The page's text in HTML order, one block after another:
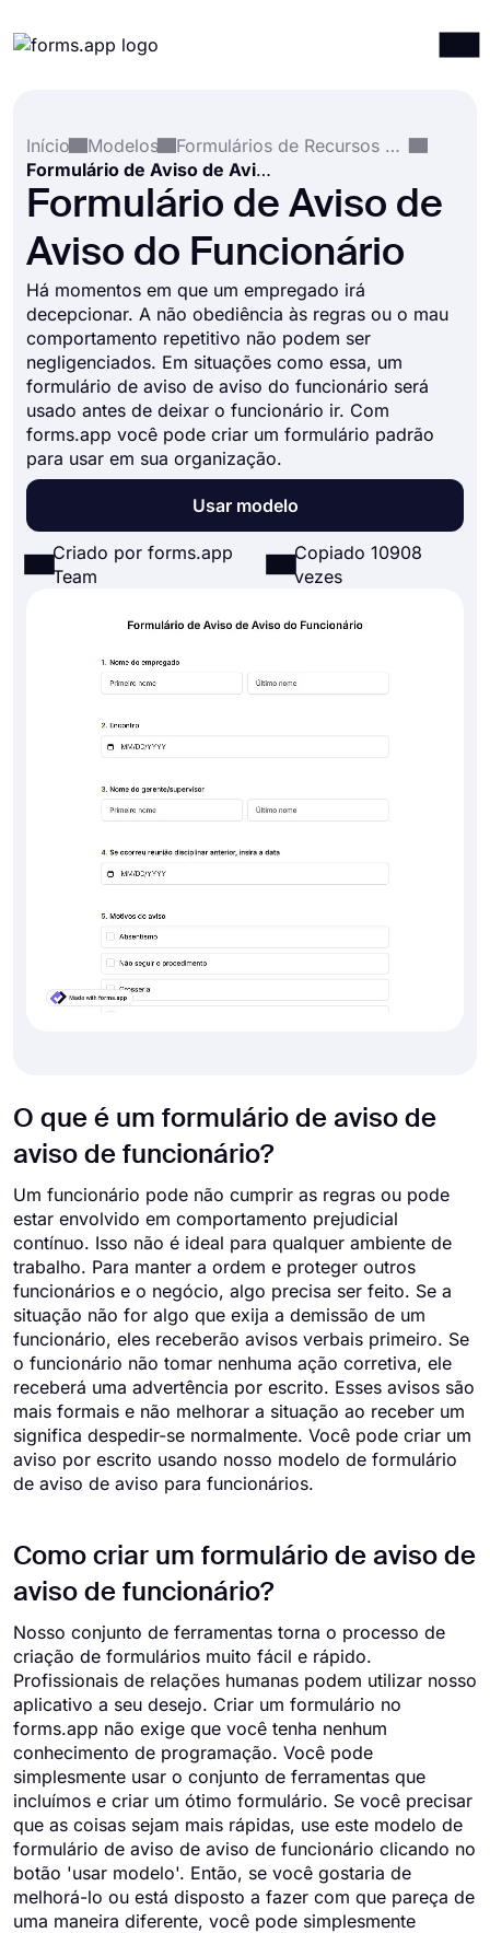
Integrações
Modelos
Recursos
Início
Modelos
Formulários de Recursos Humanos
Formulário de Aviso de Aviso do Funcionário
Formulário de Aviso de
Aviso do Funcionário
Há momentos em que um empregado irá
decepcionar. A não obediência às regras ou o mau
comportamento repetitivo não podem ser
negligenciados. Em situações como essa, um
formulário de aviso de aviso do funcionário será
usado antes de deixar o funcionário ir. Com
forms.app você pode criar um formulário padrão
para usar em sua organização.
Usar modelo
Criado por forms.app
Team
Copiado 10908
vezes
O que é um formulário de aviso de
aviso de funcionário?
Um funcionário pode não cumprir as regras ou pode
estar envolvido em comportamento prejudicial
contínuo. Isso não é ideal para qualquer ambiente de
trabalho. Para manter a ordem e proteger outros
funcionários e o negócio, algo precisa ser feito. Se a
situação não for algo que exija a demissão de um
funcionário, eles receberão avisos verbais primeiro. Se
o funcionário não tomar nenhuma ação corretiva, ele
receberá uma advertência por escrito. Esses avisos são
mais formais e não melhorar a situação ao receber um
significa despedir-se normalmente. Você pode criar um
aviso por escrito usando nosso modelo de formulário
de aviso de aviso para funcionários.
Como criar um formulário de aviso de
aviso de funcionário?
Nosso conjunto de ferramentas torna o processo de
criação de formulários muito fácil e rápido.
Profissionais de relações humanas podem utilizar nosso
aplicativo a seu desejo. Criar um formulário no
forms.app não exige que você tenha nenhum
conhecimento de programação. Você pode
simplesmente usar o conjunto de ferramentas que
incluímos e criar um ótimo formulário. Se você precisar
que as coisas sejam mais rápidas, use este modelo de
formulário de aviso de aviso de funcionário clicando no
botão 'usar modelo'. Então, se você gostaria de
melhorá-lo ou está disposto a fazer com que pareça de
uma maneira diferente, você pode simplesmente